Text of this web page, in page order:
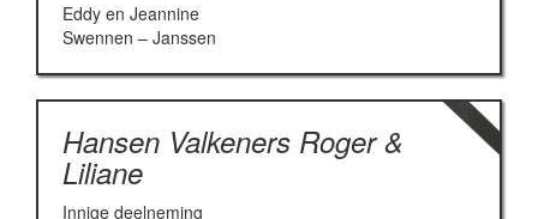
Eddy en Jeannine
Swennen – Janssen
Hansen Valkeners Roger &
Liliane
Innige deelneming